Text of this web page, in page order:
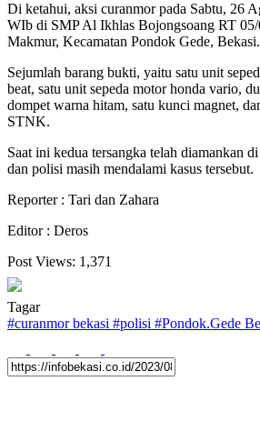
Di ketahui, aksi curanmor pada Sabtu, 26
WIb di SMP Al Ikhlas Bojongsoang RT
Makmur, Kecamatan Pondok Gede, Bekasi.
Sejumlah barang bukti, yaitu satu unit
beat, satu unit sepeda motor honda vario,
dompet warna hitam, satu kunci magnet,
STNK.
Saat ini kedua tersangka telah diamankan
dan polisi masih mendalami kasus tersebut.
Reporter : Tari dan Zahara
Editor : Deros
Post Views: 1,371
Tagar
#curanmor bekasi #polisi #Pondok.Gede